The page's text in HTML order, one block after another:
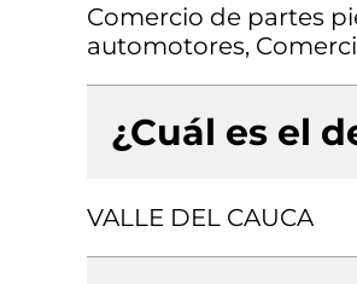
Comercio de partes
automotores,
¿Cuál es el
VALLE DEL CAUCA